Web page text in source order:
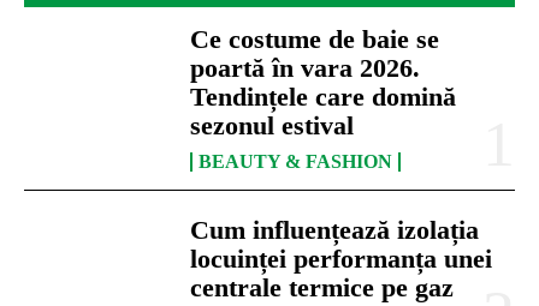
Ce costume de baie se
poartă în vara 2026.
Tendințele care domină
sezonul estival
BEAUTY & FASHION
Cum influențează izolația
locuinței performanța unei
centrale termice pe gaz